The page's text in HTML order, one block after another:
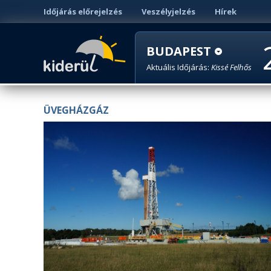
Időjárás előrejelzés Veszélyjelzés Hírek
BUDAPEST
Aktuális Időjárás: Kissé Felhős
ÜVEGHÁZGÁZ